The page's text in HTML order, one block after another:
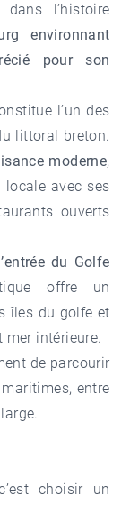
l’histoire
environnant
pour son
l’un des
littoral breton.
moderne,
avec ses
ouverts
du Golfe
offre un
îles du golfe et
mer intérieure.
de parcourir
entre
choisir un